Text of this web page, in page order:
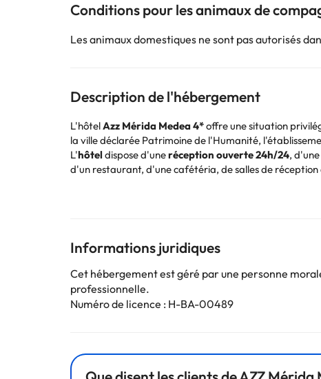
Conditions pour les animaux de
Les animaux domestiques ne sont pas autorisés
Description de l'hébergement
L'hôtelAzz Mérida Medea 4*offre une situation
la ville déclarée Patrimoine de l'Humanité,
L'hôteldispose d'uneréception ouverte 24h/24,
d'un restaurant, d'une cafétéria, de salles de
disposent de la climatisation, du
Réservez dès maintenant à l'
Certains des services indiqués peuvent être payants.
sont susceptibles d’être modifiées par l’hébergement.
Informations juridiques
Cet hébergement est géré par une personne
professionnelle.
Numéro de licence : H-BA-00489